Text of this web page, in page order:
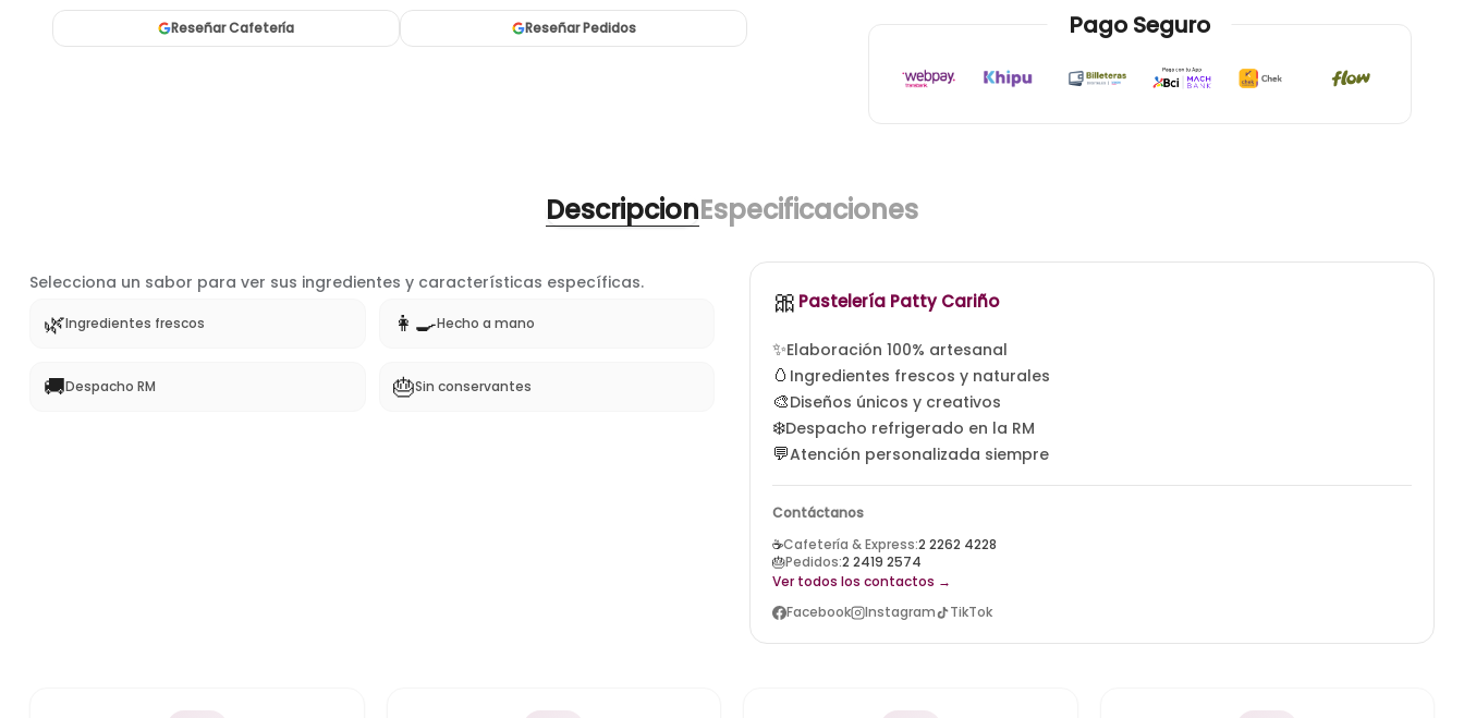
Reseñar Cafetería Reseñar Pedidos
Pago Seguro
DescripcionEspecificaciones
Selecciona un sabor para ver sus ingredientes y características específicas.
🌿Ingredientes frescos 👩‍🍳Hecho a mano
🚚Despacho RM 🎂Sin conservantes
🎀 Pastelería Patty Cariño
✨Elaboración 100% artesanal
🥚 Ingredientes frescos y naturales
🎨Diseños únicos y creativos
❄️Despacho refrigerado en la RM
💬Atención personalizada siempre
Contáctanos
☕Cafetería & Express:2 2262 4228
🎂Pedidos:2 2419 2574
Ver todos los contactos →
Facebook
Instagram TikTok
tortas artesanales santiago, tortas a domicilio la florida, pastelería patty